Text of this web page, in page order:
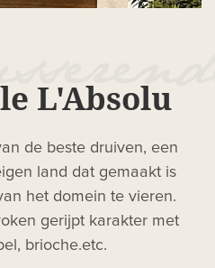
L'Absolu
de beste druiven, een
land dat gemaakt is
het domein te vieren.
gerijpt karakter met
brioche.etc.